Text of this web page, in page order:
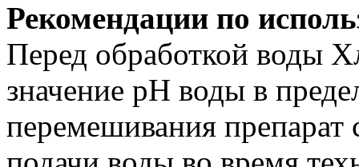
Рекомендации по
Перед обработкой воды
значение рН воды в
перемешивания препарат